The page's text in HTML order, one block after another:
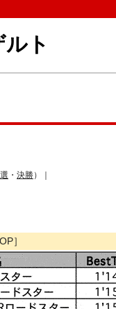
ト
・ 決勝）｜
］